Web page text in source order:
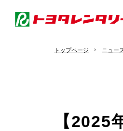
トップページ ニュー
【2025